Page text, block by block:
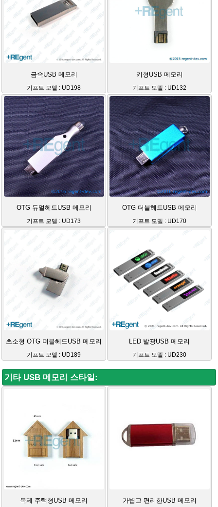
금속USB 메모리
기프트 모델 : UD198
키형USB 메모리
기프트 모델 : UD132
OTG 듀얼헤드USB 메모리
기프트 모델 : UD173
OTG 더블헤드USB 메모리
기프트 모델 : UD170
초소형 OTG 더블헤드USB 메모리
기프트 모델 : UD189
LED 발광USB 메모리
기프트 모델 : UD230
기타 USB 메모리 스타일:
목제 주택형USB 메모리
가볍고 편리한USB 메모리